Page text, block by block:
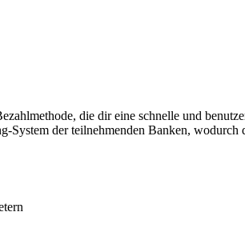
die dir eine schnelle und
der teilnehmenden Banken,